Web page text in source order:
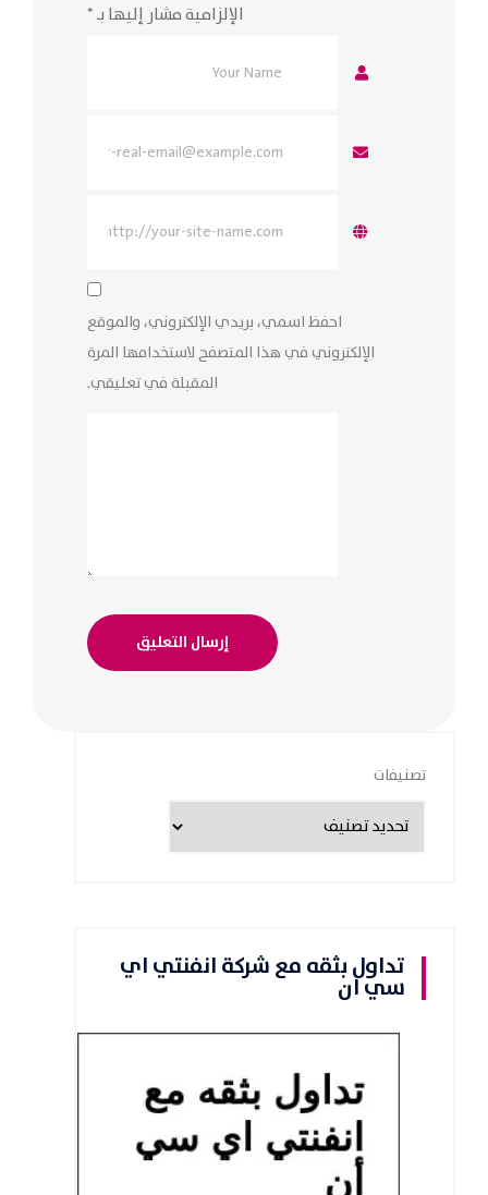
الإلزامية مشار إليها بـ*
احفظ اسمي، بريدي الإلكتروني، والموقع
الإلكتروني في هذا المتصفح لاستخدامها المرة
المقبلة في تعليقي.
تصنيفات
تداول بثقه مع شركة انفنتي اي
سي ان